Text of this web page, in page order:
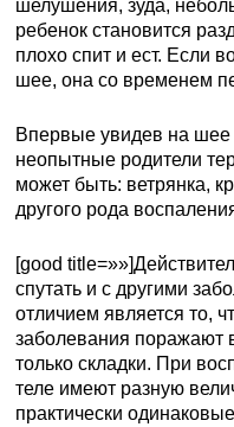
шелушения, зуда,
ребенок становится
плохо спит и ест. Если
шее, она со временем
Впервые увидев на шее
неопытные родители
может быть: ветрянка,
другого рода
[good
спутать и с другими
отличием является то,
заболевания поражают
только складки. При
теле имеют разную
практически